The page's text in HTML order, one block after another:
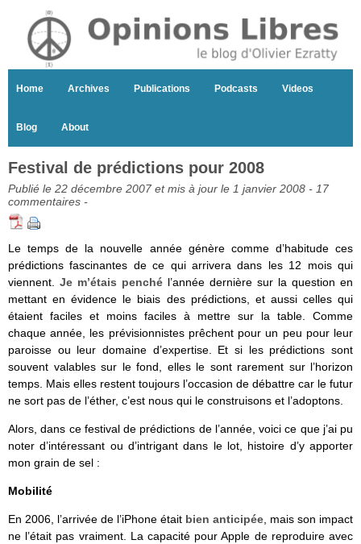
Home Archives Publications Podcasts Videos
Blog About
Festival de prédictions pour 2008
Publié le 22 décembre 2007 et mis à jour le 1 janvier 2008 - 17
commentaires -
Le temps de la nouvelle année génère comme d’habitude ces
prédictions fascinantes de ce qui arrivera dans les 12 mois qui
viennent. Je m’étais penché l’année dernière sur la question en
mettant en évidence le biais des prédictions, et aussi celles qui
étaient faciles et moins faciles à mettre sur la table. Comme
chaque année, les prévisionnistes prêchent pour un peu pour leur
paroisse ou leur domaine d’expertise. Et si les prédictions sont
souvent valables sur le fond, elles le sont rarement sur l’horizon
temps. Mais elles restent toujours l’occasion de débattre car le futur
ne sort pas de l’éther, c’est nous qui le construisons et l’adoptons.
Alors, dans ce festival de prédictions de l’année, voici ce que j’ai pu
noter d’intéressant ou d’intrigant dans le lot, histoire d’y apporter
mon grain de sel :
Mobilité
En 2006, l’arrivée de l’iPhone était bien anticipée, mais son impact
ne l’était pas vraiment. La capacité pour Apple de reproduire avec